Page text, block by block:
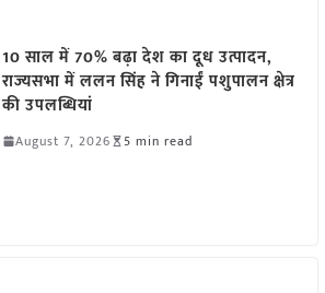
10 साल में 70% बढ़ा देश का दूध उत्पादन,
राज्यसभा में ललन सिंह ने गिनाईं पशुपालन क्षेत्र
की उपलब्धियां
August 7, 2026 5 min read